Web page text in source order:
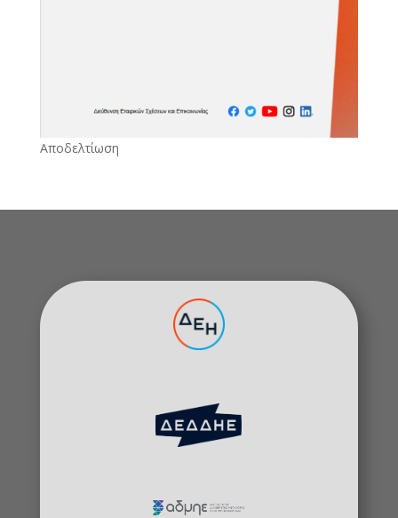
Αποδελτίωση